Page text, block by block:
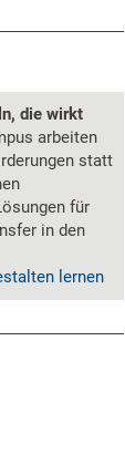
die wirkt
arbeiten
statt
für
in den
lernen